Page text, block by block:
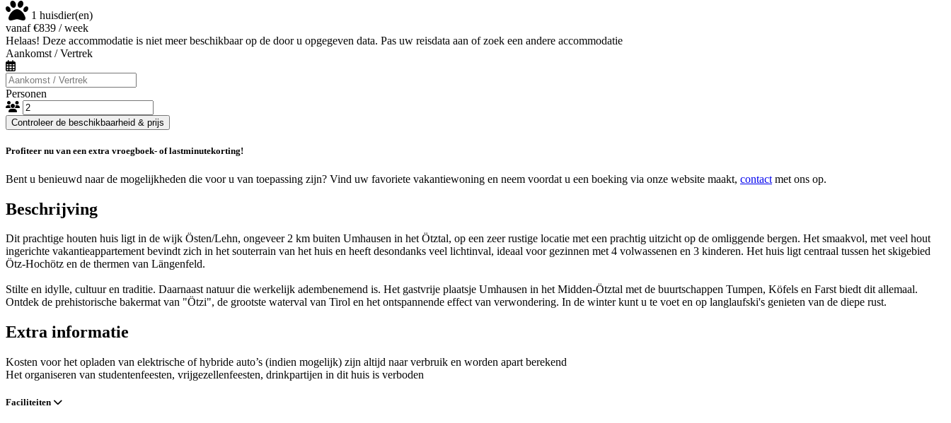
1 huisdier(en)
vanaf €839 / week
Helaas! Deze accommodatie is niet meer beschikbaar op de door u opgegeven data. Pas uw reisdata aan of zoek een andere accommodatie
Aankomst / Vertrek
Personen
Controleer de beschikbaarheid & prijs
Profiteer nu van een extra vroegboek- of lastminutekorting!
Bent u benieuwd naar de mogelijkheden die voor u van toepassing zijn? Vind uw favoriete vakantiewoning en neem voordat u een boeking via onze website maakt, contact met ons op.
Beschrijving
Dit prachtige houten huis ligt in de wijk Östen/Lehn, ongeveer 2 km buiten Umhausen in het Ötztal, op een zeer rustige locatie met een prachtig uitzicht op de omliggende bergen. Het smaakvol, met veel hout
ingerichte vakantieappartement bevindt zich in het souterrain van het huis en heeft desondanks veel lichtinval, ideaal voor gezinnen met 4 volwassenen en 3 kinderen. Het huis ligt centraal tussen het skigebied
Ötz-Hochötz en de thermen van Längenfeld.
Stilte en idylle, cultuur en traditie. Daarnaast natuur die werkelijk adembenemend is. Het gastvrije plaatsje Umhausen in het Midden-Ötztal met de buurtschappen Tumpen, Köfels en Farst biedt dit allemaal.
Ontdek de prehistorische bakermat van "Ötzi", de grootste waterval van Tirol en het ontspannende effect van verwondering. In de winter kunt u te voet en op langlaufski's genieten van de diepe rust.
Extra informatie
Kosten voor het opladen van elektrische of hybride auto’s (indien mogelijk) zijn altijd naar verbruik en worden apart berekend
Het organiseren van studentenfeesten, vrijgezellenfeesten, drinkpartijen in dit huis is verboden
Faciliteiten